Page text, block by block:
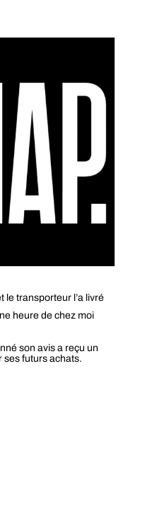
le transporteur l’a livré
heure de chez moi
son avis a reçu un
ses futurs achats.